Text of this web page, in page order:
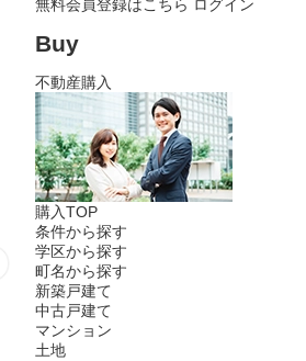
無料会員登録はこちら ログイン
Buy
不動産購入
購入TOP
条件から探す
学区から探す
町名から探す
新築戸建て
中古戸建て
マンション
土地